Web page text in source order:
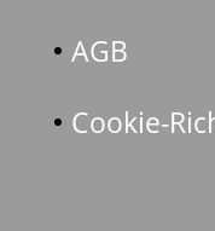
AGB
Cookie-